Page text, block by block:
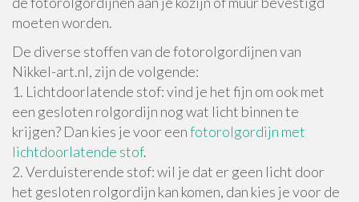
moeten worden.
De diverse stoffen van de fotorolgordijnen van
Nikkel-art.nl, zijn de volgende:
1. Lichtdoorlatende stof: vind je het fijn om ook met
een gesloten rolgordijn nog wat licht binnen te
krijgen? Dan kies je voor eenfotorolgordijn met
lichtdoorlatende stof.
2. Verduisterende stof: wil je dat er geen licht door
het gesloten rolgordijn kan komen, dan kies je voor de